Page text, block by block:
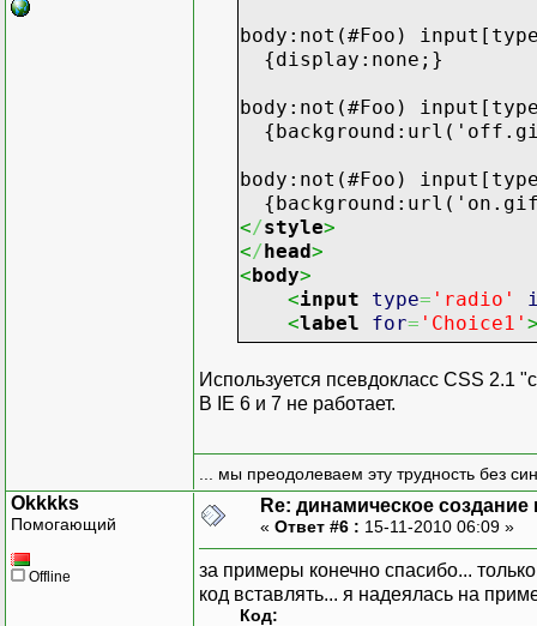
body:not(#Foo)
{display:none;}
body:not(#Foo)
body:not(#Foo)
</style>
</head>
<body>
<input type= 'radio'
<label for= 'Choice1'
<input type ='radio'
<label for
<label for='Choice3'
<input type='radio'
<label for ='Choice4'
</body>
</html
Используется псевдокласс CSS 2.1
В IE 6 и 7 не работает.
... мы преодолеваем эту трудность без
Okkkks
Помогающий
Offline
Re: динамическое создание
« Ответ #6 : 15-11-2010 06:09 »
за примеры конечно спасибо...
код вставлять... я надеялась на
Код: